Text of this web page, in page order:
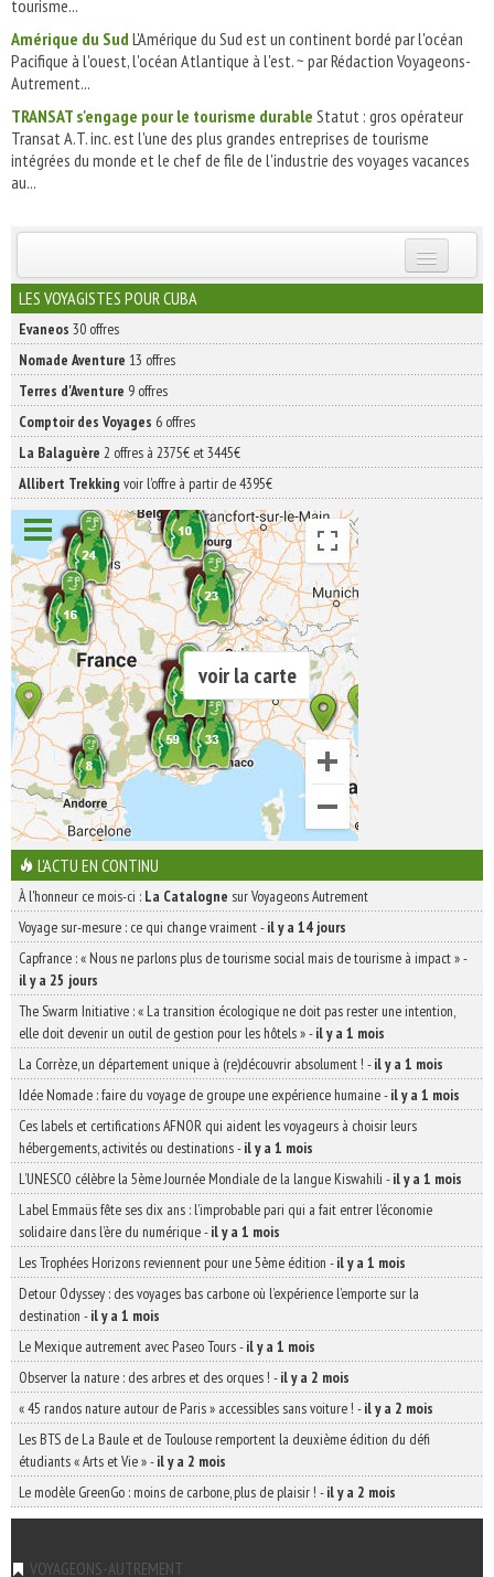
tourisme...
Amérique du Sud L'Amérique du Sud est un continent bordé par l'océan
Pacifique à l'ouest, l'océan Atlantique à l'est. ~ par Rédaction Voyageons-
Autrement...
TRANSAT s'engage pour le tourisme durable Statut : gros opérateur
Transat A.T. inc. est l'une des plus grandes entreprises de tourisme
intégrées du monde et le chef de file de l'industrie des voyages vacances
au...
INSCRIVEZ-VOUS | ABONNEZ-VOUS
LES VOYAGISTES POUR CUBA
Evaneos 30 offres
Nomade Aventure 13 offres
Terres d'Aventure 9 offres
Comptoir des Voyages 6 offres
La Balaguère 2 offres à 2375€ et 3445€
Allibert Trekking voir l'offre à partir de 4395€
voir la carte
L'ACTU EN CONTINU
À l'honneur ce mois-ci : La Catalogne sur Voyageons Autrement
Voyage sur-mesure : ce qui change vraiment-il y a 14 jours
Capfrance : « Nous ne parlons plus de tourisme social mais de tourisme à impact »-
il y a 25 jours
The Swarm Initiative : « La transition écologique ne doit pas rester une intention,
elle doit devenir un outil de gestion pour les hôtels »-il y a 1 mois
La Corrèze, un département unique à (re)découvrir absolument ! -il y a 1 mois
Idée Nomade : faire du voyage de groupe une expérience humaine-il y a 1 mois
Ces labels et certifications AFNOR qui aident les voyageurs à choisir leurs
hébergements, activités ou destinations-il y a 1 mois
L’UNESCO célèbre la 5ème Journée Mondiale de la langue Kiswahili -il y a 1 mois
Label Emmaüs fête ses dix ans : l’improbable pari qui a fait entrer l’économie
solidaire dans l’ère du numérique-il y a 1 mois
Les Trophées Horizons reviennent pour une 5ème édition -il y a 1 mois
Detour Odyssey : des voyages bas carbone où l’expérience l’emporte sur la
destination -il y a 1 mois
Le Mexique autrement avec Paseo Tours-il y a 1 mois
Observer la nature : des arbres et des orques ! -il y a 2 mois
« 45 randos nature autour de Paris » accessibles sans voiture ! -il y a 2 mois
Les BTS de La Baule et de Toulouse remportent la deuxième édition du défi
étudiants « Arts et Vie »-il y a 2 mois
Le modèle GreenGo : moins de carbone, plus de plaisir ! -il y a 2 mois
VOYAGEONS-AUTREMENT